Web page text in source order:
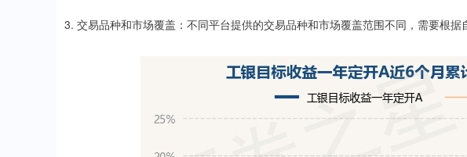
3. 交易品种和市场覆盖：不同平台提供的交易品种和市场覆盖范围不同，需要根据